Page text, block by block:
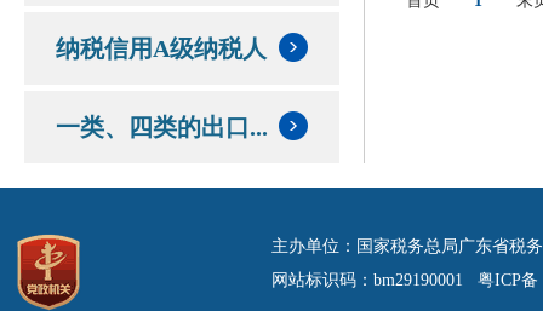
纳税信用A级纳税人
一类、四类的出口...
主办单位：国家税务总局广东省税
网站标识码：bm29190001 粤ICP